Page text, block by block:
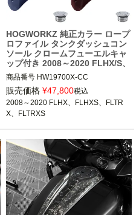
HOGWORKZ 純正カラー ロープ
ロファイル タンクダッシュコン
ソール クロームフューエルキャ
ップ付き 2008～2020 FLHX/S、
FLTRX/S
商品番号 HW19700X-CC
2008～2020 FLHX、FLHXS、FLTR
X、FLTRXS
HogWorkz(ホグワークズ)
販売価格 ¥47,800税込
2008～2020 FLHX、FLHXS、FLTR
X、FLTRXS